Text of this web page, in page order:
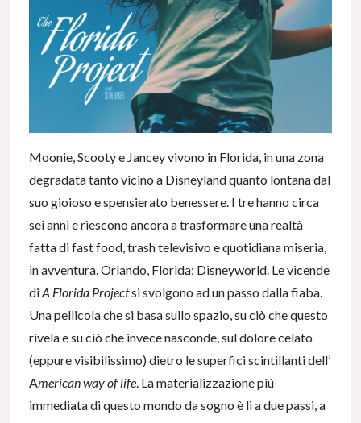
Moonie, Scooty e Jancey vivono in Florida, in una zona
degradata tanto vicino a Disneyland quanto lontana dal
suo gioioso e spensierato benessere. I tre hanno circa
sei anni e riescono ancora a trasformare una realtà
fatta di fast food, trash televisivo e quotidiana miseria,
in avventura. Orlando, Florida: Disneyworld. Le vicende
diA Florida Projectsi svolgono ad un passo dalla fiaba.
Una pellicola che si basa sullo spazio, su ciò che questo
rivela e su ciò che invece nasconde, sul dolore celato
(eppure visibilissimo) dietro le superfici scintillanti dell’
American way of life . La materializzazione più
immediata di questo mondo da sogno è lì a due passi, a